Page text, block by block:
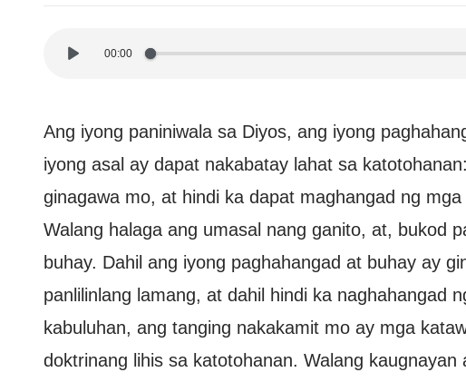
00:00
Ang iyong paniniwala sa Diyos, ang iyong
iyong asal ay dapat nakabatay lahat sa
ginagawa mo, at hindi ka dapat maghangad ng
Walang halaga ang umasal nang ganito, at, bukod
buhay. Dahil ang iyong paghahangad at buhay ay
panlilinlang lamang, at dahil hindi ka naghahangad
kabuluhan, ang tanging nakakamit mo ay mga
doktrinang lihis sa katotohanan. Walang